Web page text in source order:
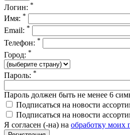
Логин: *
Имя: *
Email: *
Телефон: *
Город: *
Пароль: *
Пароль должен быть не менее 6
Подписаться на новости
Подписаться на новости
Я согласен (-на) на обработку моих